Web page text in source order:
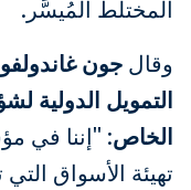
المختلط المُيسَّر.
وقال جون
التمويل الدولية
الخاص: "إننا في
تهيئة الأسواق